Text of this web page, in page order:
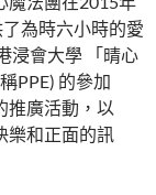
為時六小時的愛
浸會大學 「晴心
PPE) 的參加
推廣活動，以
樂和正面的訊